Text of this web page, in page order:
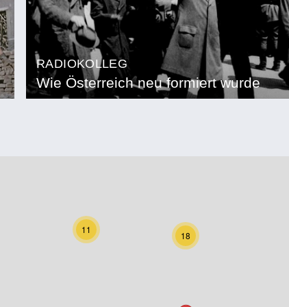
RADIOKOLLEG
Wie Österreich neu formiert wurde
11
18